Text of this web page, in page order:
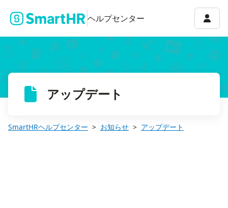
ヘルプセンター アカ
アップデート
SmartHRヘルプセンター お知らせ アップデート